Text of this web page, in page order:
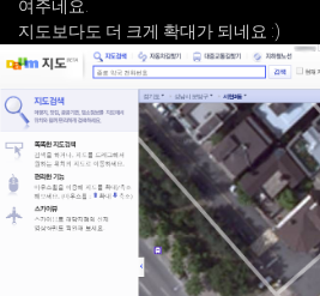
여주네요.
지도보다도 더 크게 확대가 되네요 :)